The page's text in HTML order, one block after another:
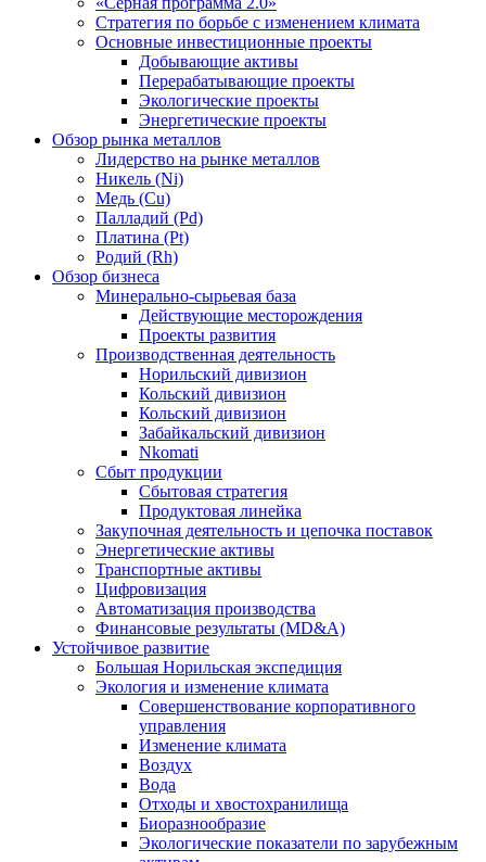
Стратегия по борьбе с изменением климата
Основные инвестиционные проекты
Добывающие активы
Перерабатывающие проекты
Экологические проекты
Энергетические проекты
Обзор рынка металлов
Лидерство на рынке металлов
Никель (Ni)
Медь (Cu)
Палладий (Pd)
Платина (Pt)
Родий (Rh)
Обзор бизнеса
Минерально-сырьевая база
Действующие месторождения
Проекты развития
Производственная деятельность
Норильский дивизион
Кольский дивизион
Кольский дивизион
Забайкальский дивизион
Nkomati
Сбыт продукции
Сбытовая стратегия
Продуктовая линейка
Закупочная деятельность и цепочка поставок
Энергетические активы
Транспортные активы
Цифровизация
Автоматизация производства
Финансовые результаты (MD&A)
Устойчивое развитие
Большая Норильская экспедиция
Экология и изменение климата
Совершенствование корпоративного
управления
Изменение климата
Воздух
Вода
Отходы и хвостохранилища
Биоразнообразие
Экологические показатели по зарубежным